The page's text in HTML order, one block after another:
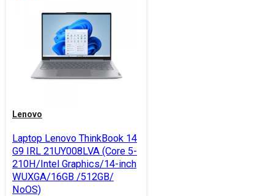
Lenovo
Laptop Lenovo ThinkBook 14
G9 IRL 21UY008LVA (Core 5-
210H/Intel Graphics/14-inch
WUXGA/16GB /512GB/
NoOS)